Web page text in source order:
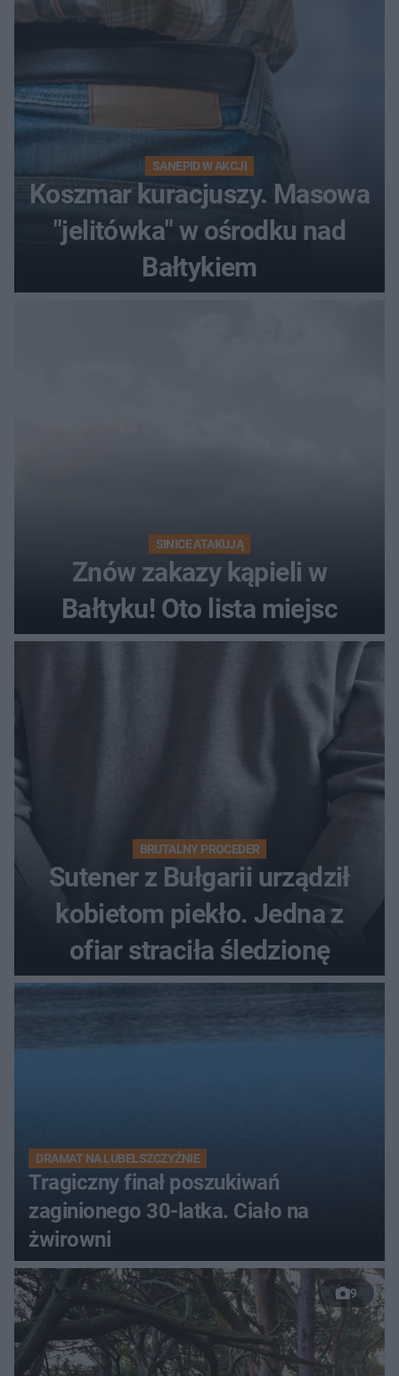
SANEPID W AKCJI
Koszmar kuracjuszy. Masowa
"jelitówka" w ośrodku nad
Bałtykiem
SINICE ATAKUJĄ
Znów zakazy kąpieli w
Bałtyku! Oto lista miejsc
BRUTALNY PROCEDER
Sutener z Bułgarii urządził
kobietom piekło. Jedna z
ofiar straciła śledzionę
DRAMAT NA LUBELSZCZYŹNIE
Tragiczny finał poszukiwań
zaginionego 30-latka. Ciało na
żwirowni
9